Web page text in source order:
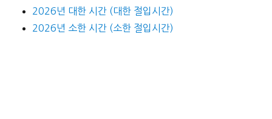
2026년 대한 시간 (대한 절입시간)
2026년 소한 시간 (소한 절입시간)